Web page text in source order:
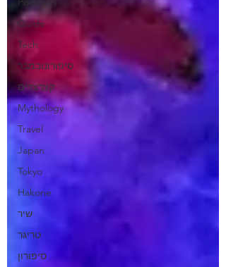
Guide
Tech
סיפורונובמבר
קצרצרים
Mythology
Travel
Japan
Tokyo
Hakone
שיר
טריגר
סיפורון